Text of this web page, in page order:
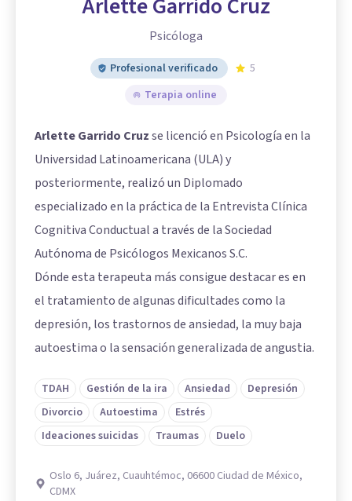
Arlette Garrido Cruz
Psicóloga
Profesional verificado
5
Terapia online
Arlette Garrido Cruzse licenció en Psicología en la
Universidad Latinoamericana (ULA) y
posteriormente, realizó un Diplomado
especializado en la práctica de la Entrevista Clínica
Cognitiva Conductual a través de la Sociedad
Autónoma de Psicólogos Mexicanos S.C.
Dónde esta terapeuta más consigue destacar es en
el tratamiento de algunas dificultades como la
depresión, los trastornos de ansiedad, la muy baja
autoestima o la sensación generalizada de angustia.
TDAH Gestión de la ira Ansiedad
Depresión
Divorcio
Autoestima
Estrés
Ideaciones suicidas
Traumas Duelo
Oslo 6, Juárez, Cuauhtémoc, 06600 Ciudad de México,
CDMX